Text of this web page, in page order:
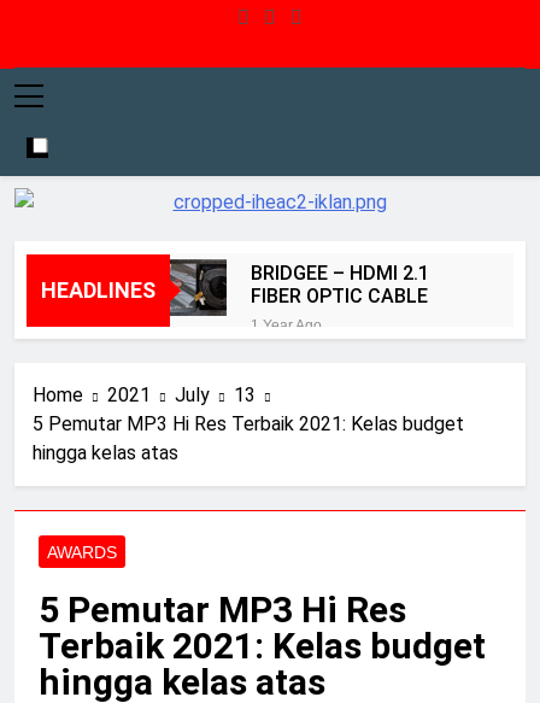
HEADLINES
BRIDGEE – HDMI 2.1
FIBER OPTIC CABLE
1 Year Ago
PLUS
2 Years Ago
Speaker Elac terbaik 2024:
2 Years Ago
Review BenQ W5800
10
2 Years Ago
Elac merilis speaker
terbaru dalam seri Debut
peraih Awards
Home 2021 July
13
5 Pemutar MP3 Hi Res Terbaik 2021: Kelas budget
hingga kelas atas
AWARDS
5 Pemutar MP3 Hi Res
Terbaik 2021: Kelas budget
hingga kelas atas